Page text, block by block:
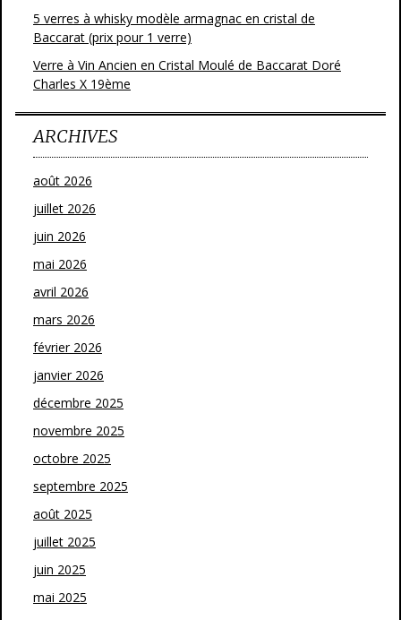
5 verres à whisky modèle armagnac en cristal de
Baccarat (prix pour 1 verre)
Verre à Vin Ancien en Cristal Moulé de Baccarat Doré
Charles X 19ème
ARCHIVES
août 2026
juillet 2026
juin 2026
mai 2026
avril 2026
mars 2026
février 2026
janvier 2026
décembre 2025
novembre 2025
octobre 2025
septembre 2025
août 2025
juillet 2025
juin 2025
mai 2025